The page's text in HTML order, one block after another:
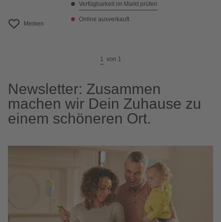
Merken
Verfügbarkeit im Markt prüfen
Online ausverkauft
1 von 1
Newsletter: Zusammen
machen wir Dein Zuhause zu
einem schöneren Ort.